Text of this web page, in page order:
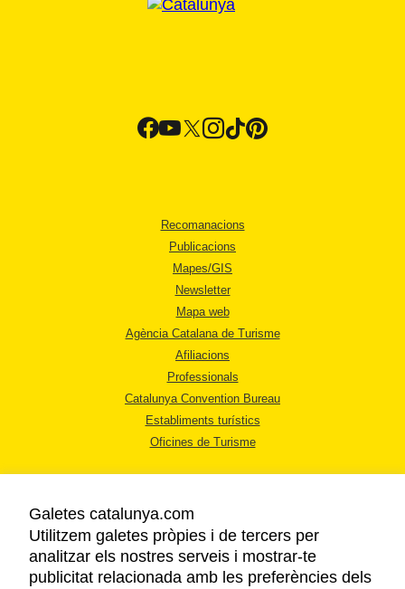
Recomanacions
Publicacions
Mapes/GIS
Newsletter
Mapa web
Agència Catalana de Turisme
Afiliacions
Professionals
Catalunya Convention Bureau
Establiments turístics
Oficines de Turisme
AVÍS LEGAL
Galetes catalunya.com
Utilitzem galetes pròpies i de tercers per
analitzar els nostres serveis i mostrar-te
publicitat relacionada amb les preferències dels